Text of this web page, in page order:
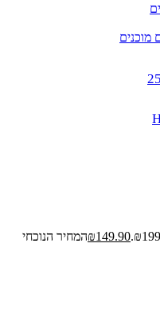
מוכנים
₪149.90
המחיר הנוכחי